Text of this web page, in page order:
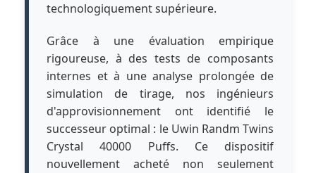
technologiquement supérieure.
Grâce à une évaluation empirique
rigoureuse, à des tests de composants
internes et à une analyse prolongée de
simulation de tirage, nos ingénieurs
d'approvisionnement ont identifié le
successeur optimal : le Uwin Randm Twins
Crystal 40000 Puffs. Ce dispositif
nouvellement acheté non seulement